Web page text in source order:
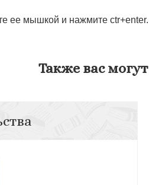
ее мышкой и нажмите ctr+enter.
Также вас